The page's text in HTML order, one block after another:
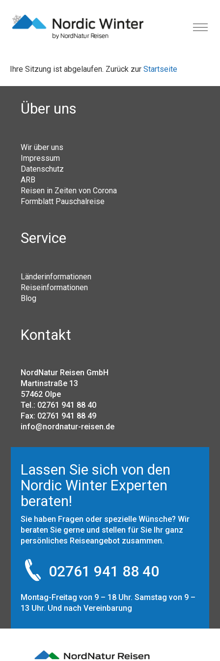
Ihre Sitzung ist abgelaufen. Zurück zur Startseite
Über uns
Wir über uns
Impressum
Datenschutz
ARB
Reisen in Zeiten von Corona
Formblatt Pauschalreise
Service
Länderinformationen
Reiseinformationen
Blog
Kontakt
NordNatur Reisen GmbH
Martinstraße 13
57462 Olpe
Tel.: 02761 941 88 40
Fax: 02761 941 88 49
info@nordnatur-reisen.de
Lassen Sie sich von den
Nordic Winter Experten
beraten!
Sie haben Fragen oder spezielle Wünsche? Wir
beraten Sie gerne und stellen für Sie Ihr ganz
persönliches Reiseangebot zusammen.
02761 941 88 40
Montag-Freitag von 9 – 18 Uhr. Samstag von 9 –
13 Uhr. Und nach Vereinbarung